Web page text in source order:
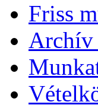
Friss
Archív